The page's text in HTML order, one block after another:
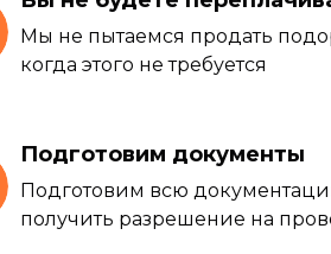
Мы не пытаемся продать
когда этого не требуется
Подготовим документы
Подготовим всю
получить разрешение на